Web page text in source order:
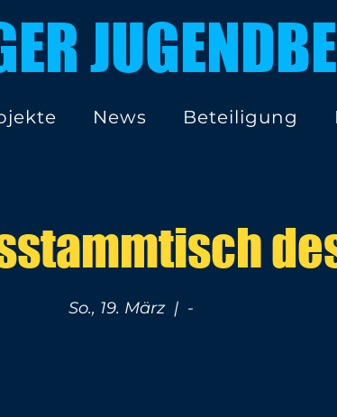
News Beteiligung
So., 19. März
  |
-